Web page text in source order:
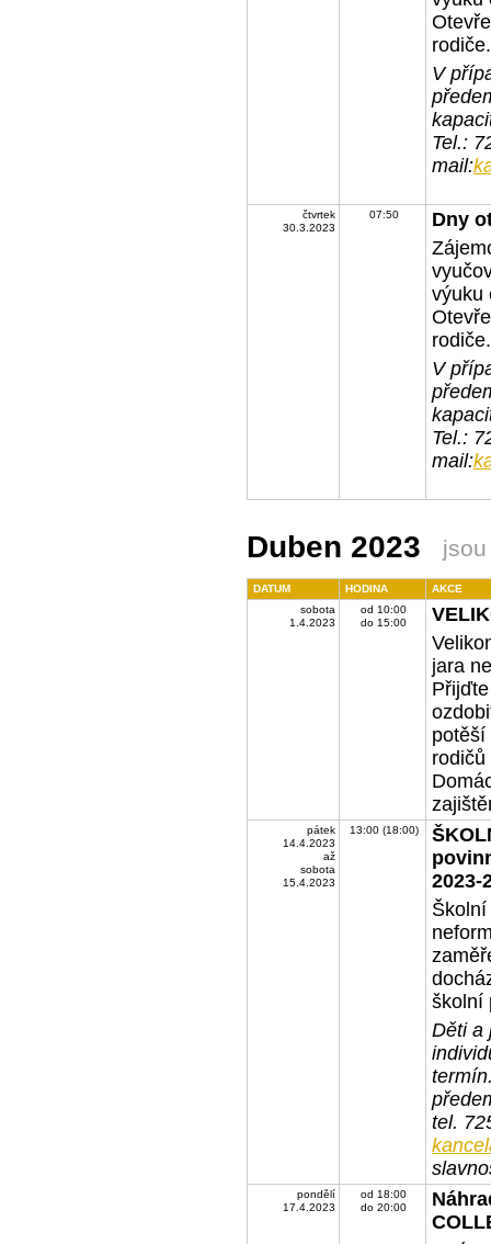
rodiče.
V
Tel.:
mail:
čtvrtek
30.3.2023
07:50
Dny
výuku
rodiče.
V
Tel.:
mail:
Duben 2023
DATUM HODINA
AKCE
sobota
1.4.2023
od 10:00
do 15:00
jara
potěší
rodičů
pátek
14.4.2023
až
sobota
15.4.2023
13:00 (18:00)
2023-
školní
Děti a
tel.
pondělí
17.4.2023
od 18:00
do 20:00